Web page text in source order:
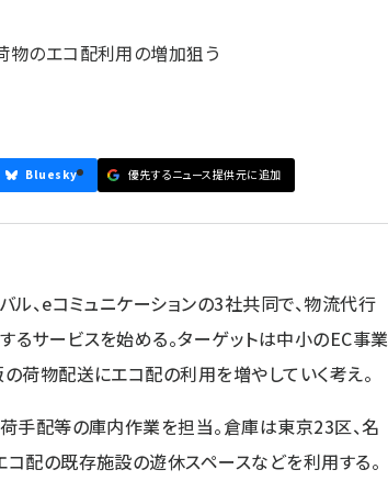
物のエコ配利用の増加狙う
Bluesky 優先するニュース提供元に追加
、eコミュニケーションの3社共同で、物流代行
るサービスを始める。ターゲットは中小のEC事業
荷物配送にエコ配の利用を増やしていく考え。
手配等の庫内作業を担当。倉庫は東京23区、名
配の既存施設の遊休スペースなどを利用する。